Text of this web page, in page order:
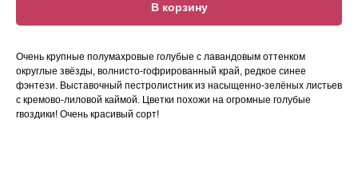
В корзину
Очень крупные полумахровые голубые с лавандовым оттенком
округлые звёзды, волнисто-гофрированный край, редкое синее
фэнтези. Выставочный пестролистник из насыщенно-зелёных листьев
с кремово-лиловой каймой. Цветки похожи на огромные голубые
гвоздики! Очень красивый сорт!